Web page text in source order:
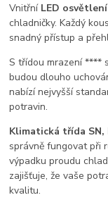
Vnitřní LED osvětlení
chladničky. Každý
snadný přístup a
S třídou mrazení ****
budou dlouho
nabízí nejvyšší
potravin.
Klimatická třída SN,
správně fungovat při
výpadku proudu
zajišťuje, že vaše
kvalitu.